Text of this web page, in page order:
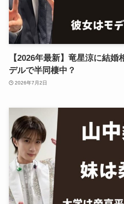
【2026年最新】竜星涼に結
デルで半同棲中？
2026年7月2日